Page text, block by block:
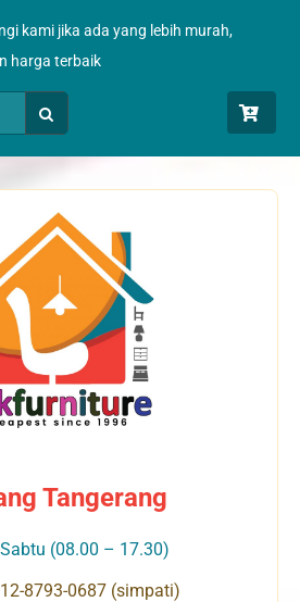
kami jika ada yang lebih murah,
harga terbaik
Tangerang
(08.00 – 17.30)
8793-0687 (simpati)